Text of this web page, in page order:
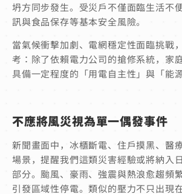
坍方同步發生。受災戶不僅面臨生活不
訊與食品保存等基本安全風險。
當氣候衝擊加劇、電網穩定性面臨挑戰
考：除了依賴電力公司的搶修系統，家
具備一定程度的「用電自主性」與「能
不應將風災視為單一偶發事件
新聞畫面中，冰櫃斷電、住戶摸黑、醫
場景，提醒我們這類災害經驗或將納入
部分。颱風、豪雨、強震與熱浪愈趨頻
引發區域性停電。類似的壓力不只出現